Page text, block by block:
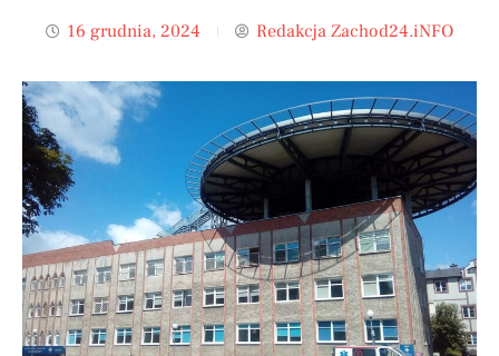
16 grudnia, 2024 Redakcja Zachod24.iNFO